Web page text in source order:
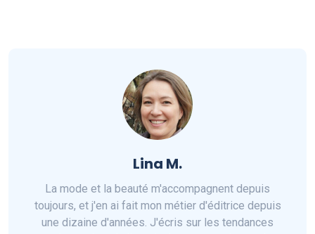
Lina M.
La mode et la beauté m'accompagnent depuis
toujours, et j'en ai fait mon métier d'éditrice depuis
une dizaine d'années. J'écris sur les tendances